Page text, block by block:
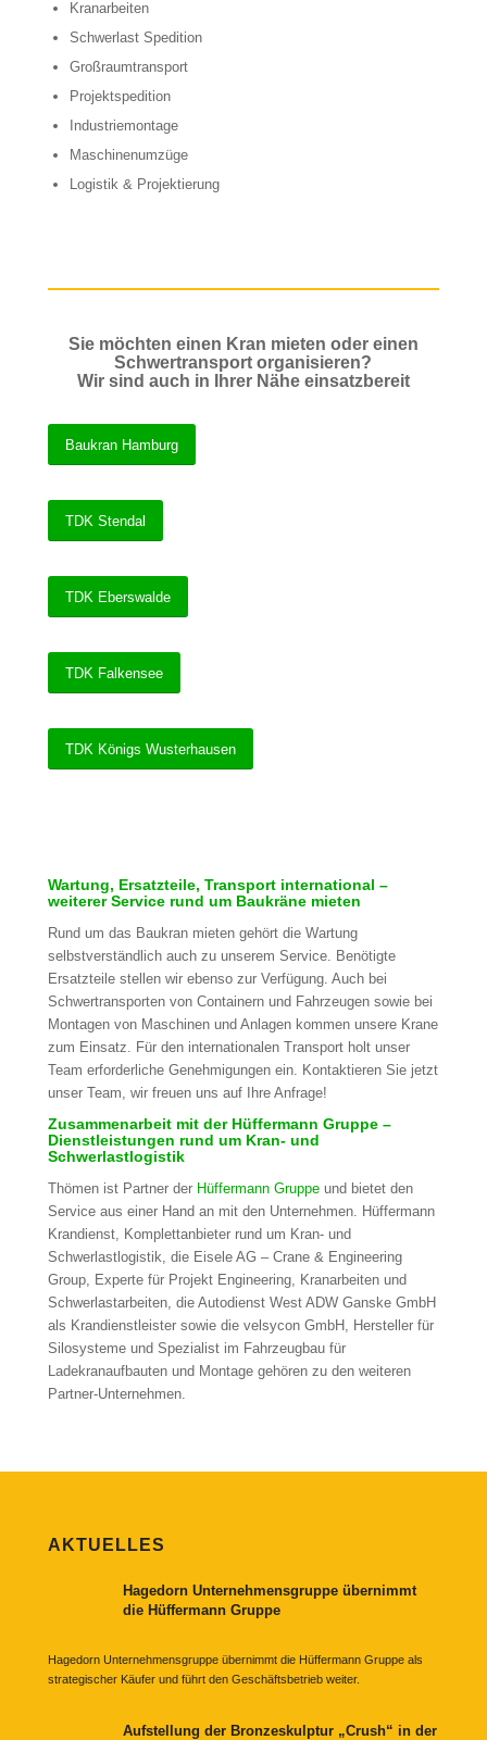
Kranarbeiten
Schwerlast Spedition
Großraumtransport
Projektspedition
Industriemontage
Maschinenumzüge
Logistik & Projektierung
Sie möchten einen Kran mieten oder einen
Schwertransport organisieren?
Wir sind auch in Ihrer Nähe einsatzbereit
Baukran Hamburg
TDK Stendal
TDK Eberswalde
TDK Falkensee
TDK Königs Wusterhausen
Wartung, Ersatzteile, Transport international –
weiterer Service rund um Baukräne mieten
Rund um das Baukran mieten gehört die Wartung
selbstverständlich auch zu unserem Service. Benötigte
Ersatzteile stellen wir ebenso zur Verfügung. Auch bei
Schwertransporten von Containern und Fahrzeugen sowie bei
Montagen von Maschinen und Anlagen kommen unsere Krane
zum Einsatz. Für den internationalen Transport holt unser
Team erforderliche Genehmigungen ein. Kontaktieren Sie jetzt
unser Team, wir freuen uns auf Ihre Anfrage!
Zusammenarbeit mit der Hüffermann Gruppe –
Dienstleistungen rund um Kran- und
Schwerlastlogistik
Thömen ist Partner der Hüffermann Gruppeund bietet den
Service aus einer Hand an mit den Unternehmen. Hüffermann
Krandienst, Komplettanbieter rund um Kran- und
Schwerlastlogistik, die Eisele AG – Crane & Engineering
Group, Experte für Projekt Engineering, Kranarbeiten und
Schwerlastarbeiten, die Autodienst West ADW Ganske GmbH
als Krandienstleister sowie die velsycon GmbH, Hersteller für
Silosysteme und Spezialist im Fahrzeugbau für
Ladekranaufbauten und Montage gehören zu den weiteren
Partner-Unternehmen.
AKTUELLES
Hagedorn Unternehmensgruppe übernimmt
die Hüffermann Gruppe
Hagedorn Unternehmensgruppe übernimmt die Hüffermann Gruppe als
strategischer Käufer und führt den Geschäftsbetrieb weiter.
Aufstellung der Bronzeskulptur „Crush“ in der